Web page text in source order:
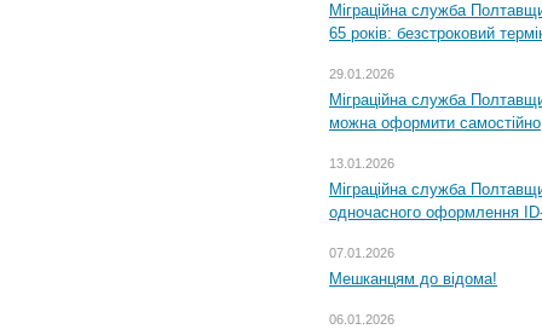
Міграційна служба
65 років: безстроковий
29.01.2026
Міграційна служба
можна оформити самостійно
13.01.2026
Міграційна служба
одночасного оформлення
07.01.2026
Мешканцям до відома!
06.01.2026